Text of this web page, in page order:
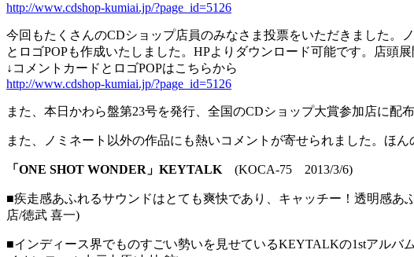
http://www.cdshop-kumiai.jp/?page_id=5126
今回もたくさんのCDショップ店員のみなさま投票をいただきました。
とロゴPOPも作成いたしました。HPよりダウンロード可能です。店頭展
↓コメントカードとロゴPOPはこちらから
http://www.cdshop-kumiai.jp/?page_id=5126
また、本日かわら盤第23号を発行、全国のCDショップ大賞参加店に配
また、ノミネート以外の作品にも熱いコメントが寄せられました。ほ
「ONE SHOT WONDER」KEYTALK (KOCA-75 2013/3/6)
■疾走感あふれるサウンドはとても爽快であり、キャッチー！透明感
店/徳武 喜一)
■インディース界でものすごい勢いを見せているKEYTALKの1stアル